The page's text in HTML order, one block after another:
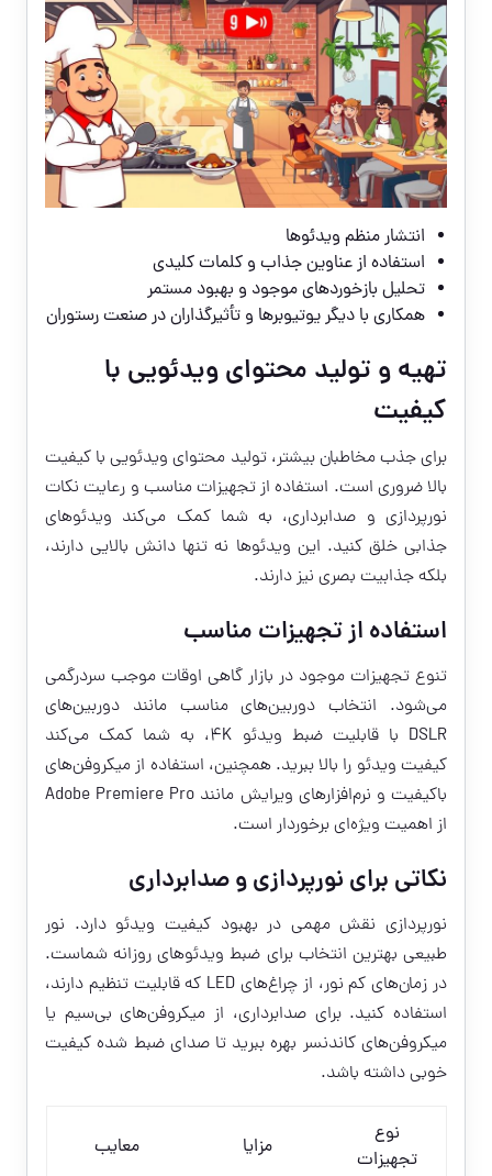
انتشار منظم ویدئوها
استفاده از عناوین جذاب و کلمات کلیدی
تحلیل بازخوردهای موجود و بهبود مستمر
همکاری با دیگر یوتیوبرها و تأثیرگذاران در صنعت رستوران
تهیه و تولید محتوای ویدئویی با
کیفیت
برای جذب مخاطبان بیشتر، تولید محتوای ویدئویی با کیفیت
بالا ضروری است. استفاده از تجهیزات مناسب و رعایت نکات
نورپردازی و صدابرداری، به شما کمک می‌کند ویدئوهای
جذابی خلق کنید. این ویدئوها نه تنها دانش بالایی دارند،
بلکه جذابیت بصری نیز دارند.
استفاده از تجهیزات مناسب
تنوع تجهیزات موجود در بازار گاهی اوقات موجب سردرگمی
می‌شود. انتخاب دوربین‌های مناسب مانند دوربین‌های
DSLR با قابلیت ضبط ویدئو 4K، به شما کمک می‌کند
کیفیت ویدئو را بالا ببرید. همچنین، استفاده از میکروفن‌های
باکیفیت و نرم‌افزارهای ویرایش مانند Adobe Premiere Pro
از اهمیت ویژه‌ای برخوردار است.
نکاتی برای نورپردازی و صدابرداری
نورپردازی نقش مهمی در بهبود کیفیت ویدئو دارد. نور
طبیعی بهترین انتخاب برای ضبط ویدئوهای روزانه شماست.
در زمان‌های کم نور، از چراغ‌های LED که قابلیت تنظیم دارند،
استفاده کنید. برای صدابرداری، از میکروفن‌های بی‌سیم یا
میکروفن‌های کاندنسر بهره ببرید تا صدای ضبط شده کیفیت
خوبی داشته باشد.
نوع
تجهیزات
مزایا معایب